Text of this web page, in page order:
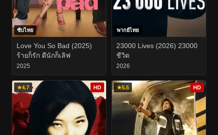
ซับไทย
Love You So Bad (2025)
ร้ายก็รัก ดีนักก็เลิฟ
2025
พากย์ไทย
23000 Lives (2026) 23000
ชีวิต
2026
★4.7 HD ★5.5 HD